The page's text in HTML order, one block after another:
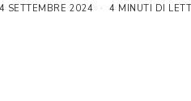
SETTEMBRE 2024 4 MINUTI DI